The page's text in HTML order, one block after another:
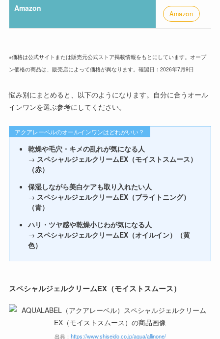
Amazon
Amazon
※価格は公式サイトまたは販売元公式ストア掲載情報をもとにしています。オープ
ン価格の商品は、販売店によって価格が異なります。確認日：2026年7月9日
悩み別にまとめると、以下のようになります。自分に合うオール
インワンを選ぶ参考にしてください。
アクアレーベルのオールインワンはどれがいい？
乾燥や毛穴・キメの乱れが気になる人
→ スペシャルジェルクリームEX（モイストスムース）
（赤）
保湿しながら美白ケアも取り入れたい人
→ スペシャルジェルクリームEX（ブライトニング）
（青）
ハリ・ツヤ感や乾燥小じわが気になる人
→ スペシャルジェルクリームEX（オイルイン）（黄
色）
スペシャルジェルクリームEX（モイストスムース）
出典： https://www.shiseido.co.jp/aqua/allinone/